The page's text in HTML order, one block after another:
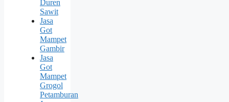
Duren
Sawit
Jasa
Got
Mampet
Gambir
Jasa
Got
Mampet
Grogol
Petamburan